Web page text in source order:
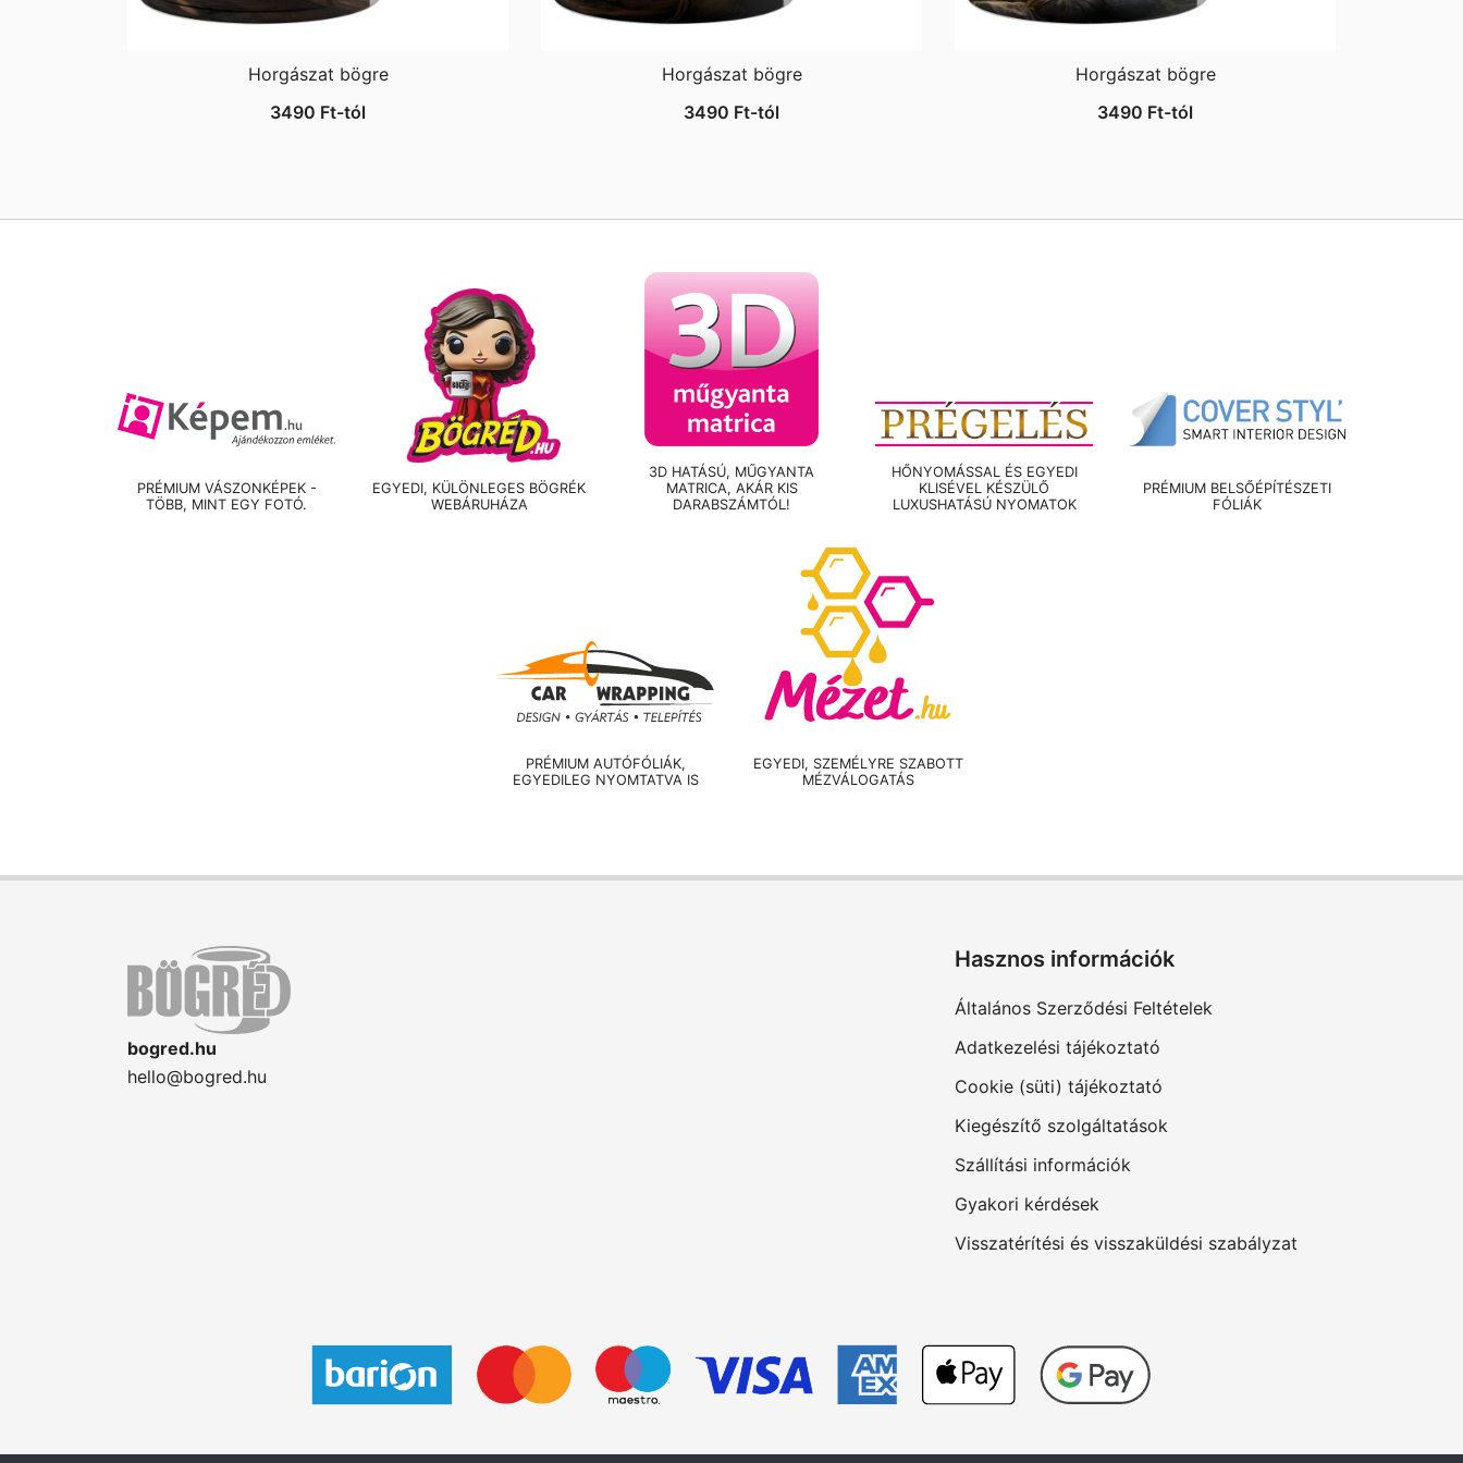
Horgászat bögre
3490 Ft-tól
Horgászat bögre
3490 Ft-tól
Horgászat bögre
3490 Ft-tól
PRÉMIUM VÁSZONKÉPEK -
TÖBB, MINT EGY FOTÓ.
EGYEDI, KÜLÖNLEGES BÖGRÉK
WEBÁRUHÁZA
3D HATÁSÚ, MŰGYANTA
MATRICA, AKÁR KIS
DARABSZÁMTÓL!
HŐNYOMÁSSAL ÉS EGYEDI
KLISÉVEL KÉSZÜLŐ
LUXUSHATÁSÚ NYOMATOK
PRÉMIUM BELSŐÉPÍTÉSZETI
FÓLIÁK
PRÉMIUM AUTÓFÓLIÁK,
EGYEDILEG NYOMTATVA IS
EGYEDI, SZEMÉLYRE SZABOTT
MÉZVÁLOGATÁS
bogred.hu
hello@bogred.hu
Hasznos információk
Általános Szerződési Feltételek
Adatkezelési tájékoztató
Cookie (süti) tájékoztató
Kiegészítő szolgáltatások
Szállítási információk
Gyakori kérdések
Visszatérítési és visszaküldési szabályzat